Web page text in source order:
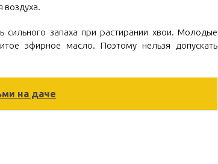
воздуха.
сильного запаха при растирании хвои. Молодые
эфирное масло. Поэтому нельзя допускать
на даче